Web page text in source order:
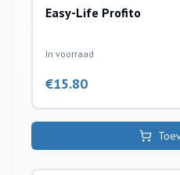
producten
Easy-Life Profito
In voorraad
€15.80